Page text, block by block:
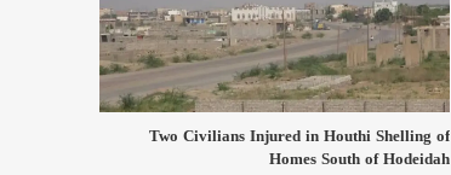
Two Civilians Injured in Houthi Shelling of
Homes South of Hodeidah